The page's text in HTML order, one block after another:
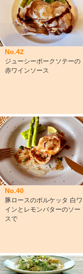
No.42
ジューシーポークソテーの
赤ワインソース
No.40
豚ロースのポルケッタ 白ワ
インとレモンバターのソー
スで